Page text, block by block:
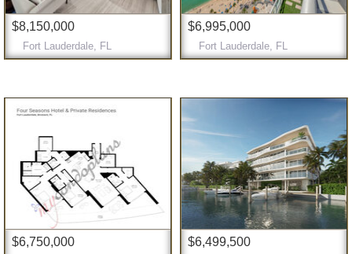
$8,150,000
Fort Lauderdale, FL
$6,995,000
Fort Lauderdale, FL
$6,750,000 $6,499,500